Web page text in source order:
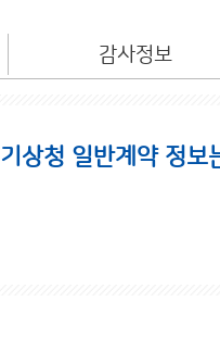
감사정보
기상청 일반계약 정보